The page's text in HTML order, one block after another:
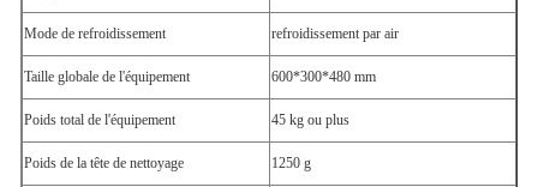
Mode de refroidissement refroidissement par air
Taille globale de l'équipement 600*300*480 mm
Poids total de l'équipement 45 kg ou plus
Poids de la tête de nettoyage 1250 g